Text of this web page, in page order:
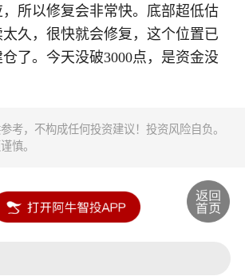
所以修复会非常快。底部超低估
久，很快就会修复，这个位置已
了。今天没破3000点，是资金没
考，不构成任何投资建议！投资风险自负。
慎。